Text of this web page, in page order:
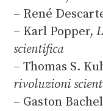
– René
– Karl Popper,
scientifica
– Thomas S.
rivoluzioni
– Gaston